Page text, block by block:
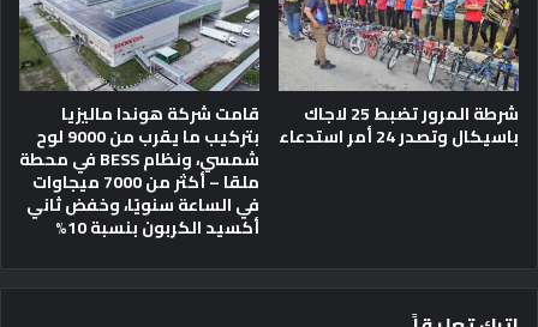
شرطة المرور تضبط 25 لاجاك
باسيكال وتصدر 24 أمر استدعاء
قامت شركة هوندا ماليزيا
بتركيب ما يقرب من 9000 لوح
شمسي، ونظام BESS في محطة
ملقا – أكثر من 7000 ميجاوات
في الساعة سنويًا، وخفض ثاني
أكسيد الكربون بنسبة 10%